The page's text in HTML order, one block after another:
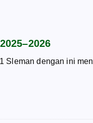
Sleman dengan ini